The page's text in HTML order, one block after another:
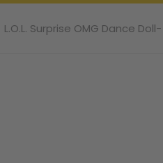
L.O.L. Surprise OMG Dance